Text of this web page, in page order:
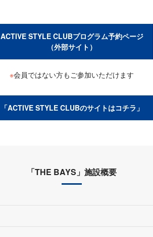
ACTIVE STYLE CLUBプログラム予約ページ
（外部サイト）
※会員ではない方もご参加いただけます
「ACTIVE STYLE CLUBのサイトはコチラ」
「THE BAYS」施設概要